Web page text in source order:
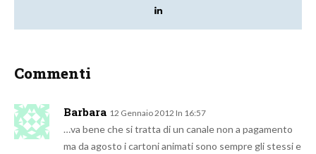
Commenti
Barbara 12 Gennaio 2012 In 16:57
…va bene che si tratta di un canale non a pagamento
ma da agosto i cartoni animati sono sempre gli stessi e